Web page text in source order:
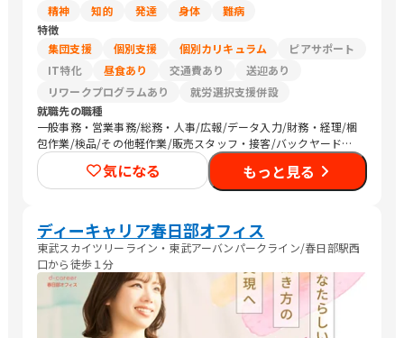
精神
知的 発達 身体
難病
特徴
集団支援
個別支援 個別カリキュラム
ピアサポート
IT特化
昼食あり 交通費あり
送迎あり
リワークプログラムあり
就労選択支援併設
就職先の職種
一般事務・営業事務/総務・人事/広報/データ入力/財務・経理/梱
包作業/検品/その他軽作業/販売スタッフ・接客/バックヤード・
商品管理/メディア関連/医療関連職/清掃/その他
気になる もっと見る
ディーキャリア春日部オフィス
東武スカイツリーライン・東武アーバンパークライン/春日部駅西
口から徒歩１分